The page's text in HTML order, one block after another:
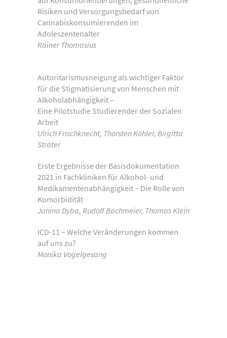
Risiken und Versorgungsbedarf von
Cannabiskonsumierenden im
Adoleszentenalter
Rainer Thomasius
Autoritarismusneigung als wichtiger Faktor
für die Stigmatisierung von Menschen mit
Alkoholabhängigkeit –
Eine Pilotstudie Studierender der Sozialen
Arbeit
Ulrich Frischknecht, Thorsten Köhler, Birgitta
Sträter
Erste Ergebnisse der Basisdokumentation
2021 in Fachkliniken für Alkohol- und
Medikamentenabhängigkeit – Die Rolle von
Komorbidität
Janina Dyba, Rudolf Bachmeier, Thomas Klein
ICD-11 – Welche Veränderungen kommen
auf uns zu?
Monika Vogelgesang